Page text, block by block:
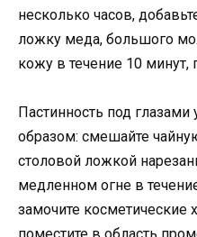
несколько часов,
ложку меда, большого
кожу в течение 10
Пастинность под
образом: смешайте
столовой ложкой
медленном огне в
замочите косметические